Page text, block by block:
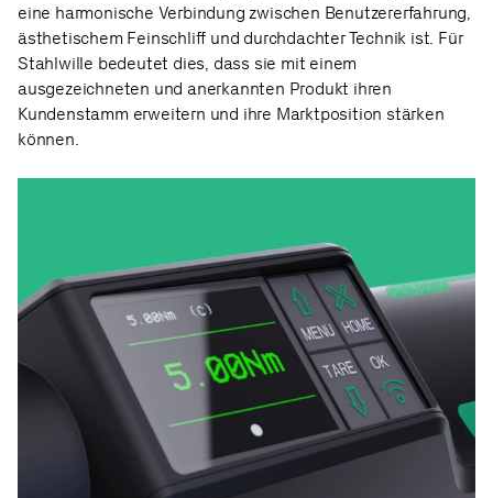
eine harmonische Verbindung zwischen Benutzererfahrung,
ästhetischem Feinschliff und durchdachter Technik ist. Für
Stahlwille bedeutet dies, dass sie mit einem
ausgezeichneten und anerkannten Produkt ihren
Kundenstamm erweitern und ihre Marktposition stärken
können.